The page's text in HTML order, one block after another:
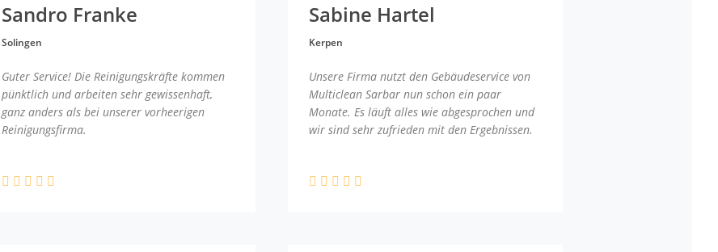
Sandro Franke
Solingen
Guter Service! Die Reinigungskräfte kommen
pünktlich und arbeiten sehr gewissenhaft,
ganz anders als bei unserer vorheerigen
Reinigungsfirma.
Sabine Hartel
Kerpen
Unsere Firma nutzt den Gebäudeservice von
Multiclean Sarbar nun schon ein paar
Monate. Es läuft alles wie abgesprochen und
wir sind sehr zufrieden mit den Ergebnissen.